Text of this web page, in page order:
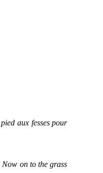
aux fesses pour
on to the grass